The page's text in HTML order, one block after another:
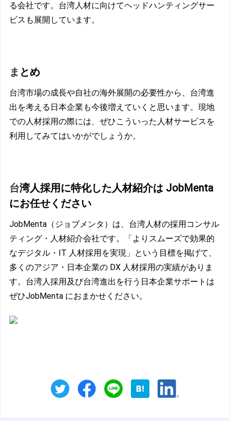
る会社です。台湾人材に向けてヘッドハンティングサー
ビスも展開しています。
ま とめ
台湾市場の成長や自社の海外展開の必要性から、台湾進
出を考える日本企業も今後増えていくと思います。現地
での人材採用の際には、ぜひこういった人材サービスを
利用してみてはいかがでしょうか。
台湾人採用に特化した人材紹介は JobMenta
にお任せください
JobMenta（ジョブメンタ）は、台湾人材の採用コンサル
ティング・人材紹介会社です。「よりスムーズで効果的
なデジタル・IT 人材採用を実現」という目標を掲げて、
多くのアジア・日本企業の DX 人材採用の実績がありま
す。台湾人採用及び台湾進出を行う日本企業サポートは
ぜひJobMenta におまかせください。